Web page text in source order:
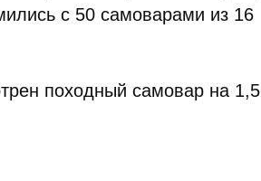
с 50 самоварами из 16
походный самовар на 1,5